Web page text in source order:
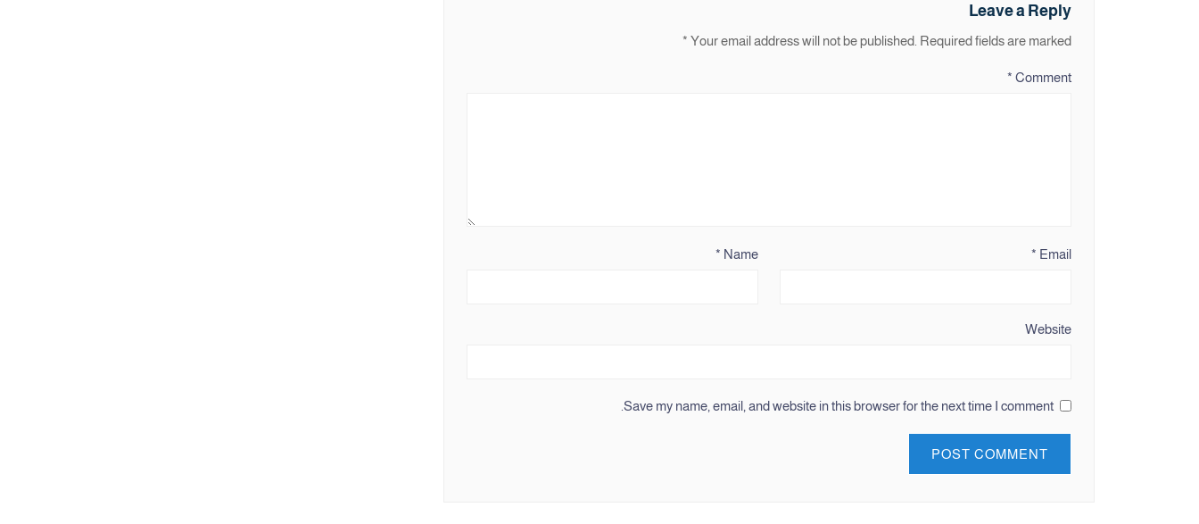
Leave a Reply
Your email address will not be published. Required fields are marked
*
Comment
*
Name
* Email
*
Website
Save my name, email, and website in this browser for the next time I comment.